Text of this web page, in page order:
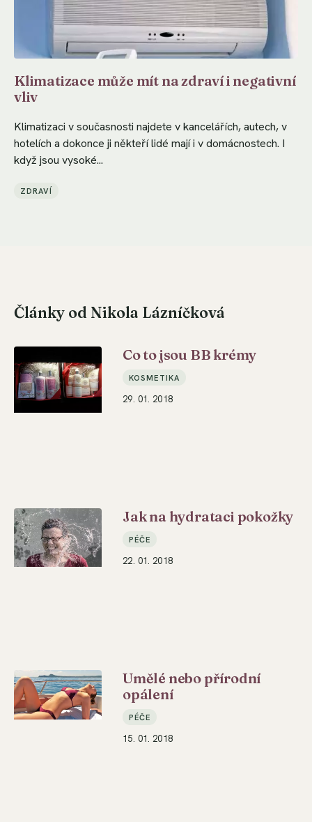
Klimatizace může mít na zdraví i negativní
vliv
Klimatizaci v současnosti najdete v kancelářích, autech, v
hotelích a dokonce ji někteří lidé mají i v domácnostech. I
když jsou vysoké...
ZDRAVÍ
Články od Nikola Lázníčková
Co to jsou BB krémy
KOSMETIKA
29. 01. 2018
Jak na hydrataci pokožky
PÉČE
22. 01. 2018
Umělé nebo přírodní
opálení
PÉČE
15. 01. 2018